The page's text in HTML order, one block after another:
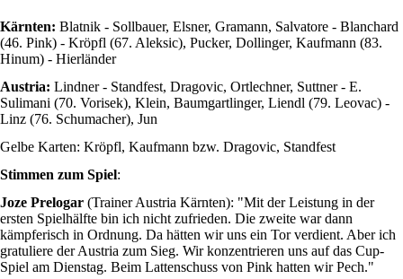
Kärnten: Blatnik - Sollbauer, Elsner, Gramann, Salvatore - Blanchard
(46. Pink) - Kröpfl (67. Aleksic), Pucker, Dollinger, Kaufmann (83.
Hinum) - Hierländer
Austria: Lindner - Standfest, Dragovic, Ortlechner, Suttner - E.
Sulimani (70. Vorisek), Klein, Baumgartlinger, Liendl (79. Leovac) -
Linz (76. Schumacher), Jun
Gelbe Karten: Kröpfl, Kaufmann bzw. Dragovic, Standfest
Stimmen zum Spiel:
Joze Prelogar (Trainer Austria Kärnten): "Mit der Leistung in der
ersten Spielhälfte bin ich nicht zufrieden. Die zweite war dann
kämpferisch in Ordnung. Da hätten wir uns ein Tor verdient. Aber ich
gratuliere der Austria zum Sieg. Wir konzentrieren uns auf das Cup-
Spiel am Dienstag. Beim Lattenschuss von Pink hatten wir Pech."